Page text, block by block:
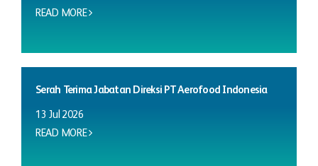
READ MORE
Serah Terima Jabatan Direksi PT Aerofood Indonesia
13 Jul 2026
READ MORE